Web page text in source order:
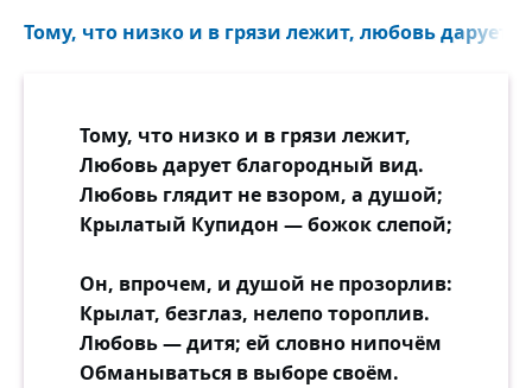
Тому, что низко и в грязи лежит, любовь дарует
Тому, что низко и в грязи лежит,
Любовь дарует благородный вид.
Любовь глядит не взором, а душой;
Крылатый Купидон — божок слепой;
Он, впрочем, и душой не прозорлив:
Крылат, безглаз, нелепо тороплив.
Любовь — дитя; ей словно нипочём
Обманываться в выборе своём.